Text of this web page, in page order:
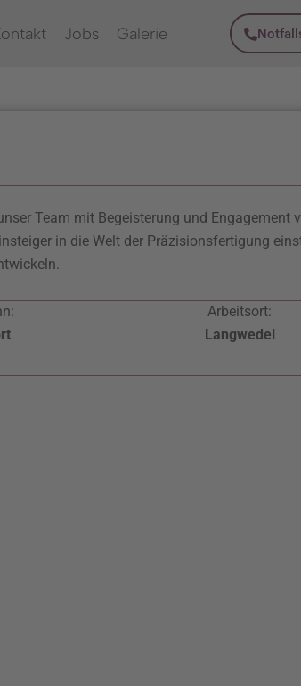
Jobs Galerie
Team mit Begeisterung und Engagement
in die Welt der Präzisionsfertigung
Arbeitsort:
Langwedel